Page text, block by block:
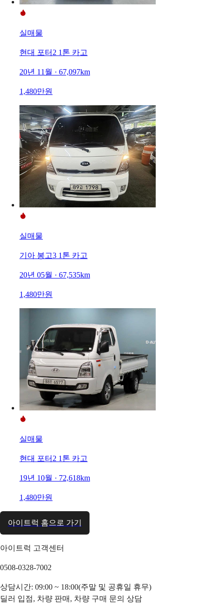
실매물
현대 포터2 1톤 카고
20년 11월 · 67,097km
1,480만원
실매물
기아 봉고3 1톤 카고
20년 05월 · 67,535km
1,480만원
실매물
현대 포터2 1톤 카고
19년 10월 · 72,618km
1,480만원
아이트럭 홈으로 가기
아이트럭 고객센터
0508-0328-7002
상담시간: 09:00 ~ 18:00(주말 및 공휴일 휴무)
딜러 입점, 차량 판매, 차량 구매 문의 상담